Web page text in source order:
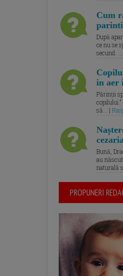
Cum
parinti
După
ce nu se
secund.
in aer
Părinții
să... |
Bună,
au născut
naturală
PROPUNERI